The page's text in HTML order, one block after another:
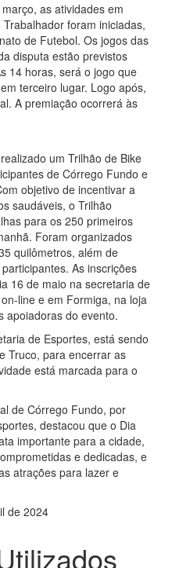
as atividades em
foram iniciadas,
de Futebol. Os jogos das
disputa estão previstos
14 horas, será o jogo que
terceiro lugar. Logo após,
A premiação ocorrerá às
um Trilhão de Bike
de Córrego Fundo e
objetivo de incentivar a
saudáveis, o Trilhão
para os 250 primeiros
Foram organizados
quilômetros, além de
As inscrições
16 de maio na secretaria de
line e em Formiga, na loja
apoiadoras do evento.
de Esportes, está sendo
Truco, para encerrar as
está marcada para o
de Córrego Fundo, por
destacou que o Dia
importante para a cidade,
e dedicadas, e
atrações para lazer e
de 2024